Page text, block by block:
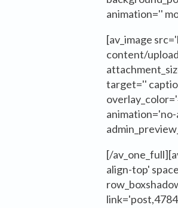
animation=''
[av_image
content/
target=''
[/
align-top'